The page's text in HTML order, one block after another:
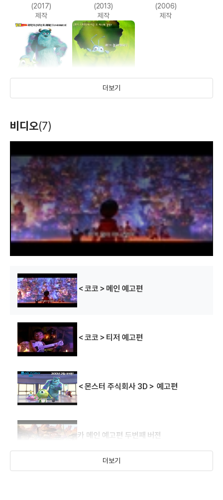
(2017)
제작
3D
(2013)
제작
(2006)
제작
몬스터 주식회사
더보기
비디오(7)
s
a
o
d
a
w
n
o
w
.
＜코코＞메인 예고편
＜코코＞티저 예고편
＜몬스터 주식회사 3D＞ 예고편
카 메인 예고편 두번째 버전
더보기